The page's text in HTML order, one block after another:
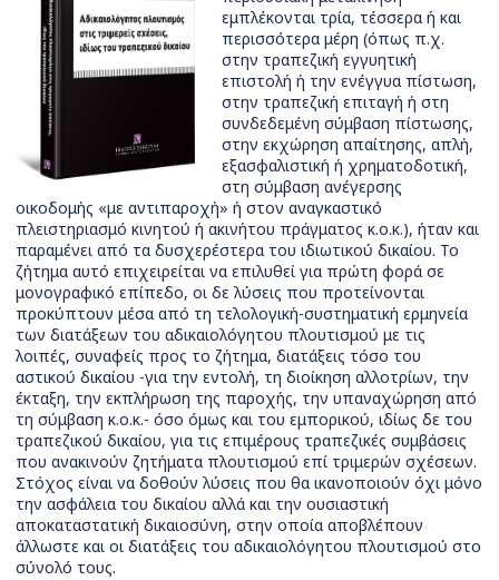
εμπλέκονται τρία, τέσσερα ή και
περισσότερα μέρη (όπως π.χ.
στην τραπεζική εγγυητική
επιστολή ή την ενέγγυα πίστωση,
στην τραπεζική επιταγή ή στη
συνδεδεμένη σύμβαση πίστωσης,
στην εκχώρηση απαίτησης, απλή,
εξασφαλιστική ή χρηματοδοτική,
στη σύμβαση ανέγερσης
οικοδομής «με αντιπαροχή» ή στον αναγκαστικό
πλειστηριασμό κινητού ή ακινήτου πράγματος κ.ο.κ.), ήταν και
παραμένει από τα δυσχερέστερα του ιδιωτικού δικαίου. Το
ζήτημα αυτό επιχειρείται να επιλυθεί για πρώτη φορά σε
μονογραφικό επίπεδο, οι δε λύσεις που προτείνονται
προκύπτουν μέσα από τη τελολογική-συστηματική ερμηνεία
των διατάξεων του αδικαιολόγητου πλουτισμού με τις
λοιπές, συναφείς προς το ζήτημα, διατάξεις τόσο του
αστικού δικαίου -για την εντολή, τη διοίκηση αλλοτρίων, την
έκταξη, την εκπλήρωση της παροχής, την υπαναχώρηση από
τη σύμβαση κ.ο.κ.- όσο όμως και του εμπορικού, ιδίως δε του
τραπεζικού δικαίου, για τις επιμέρους τραπεζικές συμβάσεις
που ανακινούν ζητήματα πλουτισμού επί τριμερών σχέσεων.
Στόχος είναι να δοθούν λύσεις που θα ικανοποιούν όχι μόνο
την ασφάλεια του δικαίου αλλά και την ουσιαστική
αποκαταστατική δικαιοσύνη, στην οποία αποβλέπουν
άλλωστε και οι διατάξεις του αδικαιολόγητου πλουτισμού στο
σύνολό τους.